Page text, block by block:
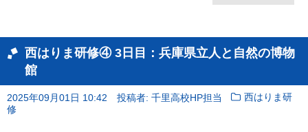
西はりま研修④ 3日目：兵庫県立人と自然の博物
館
2025年09月01日 10:42 投稿者: 千里高校HP担当
西はりま研
修